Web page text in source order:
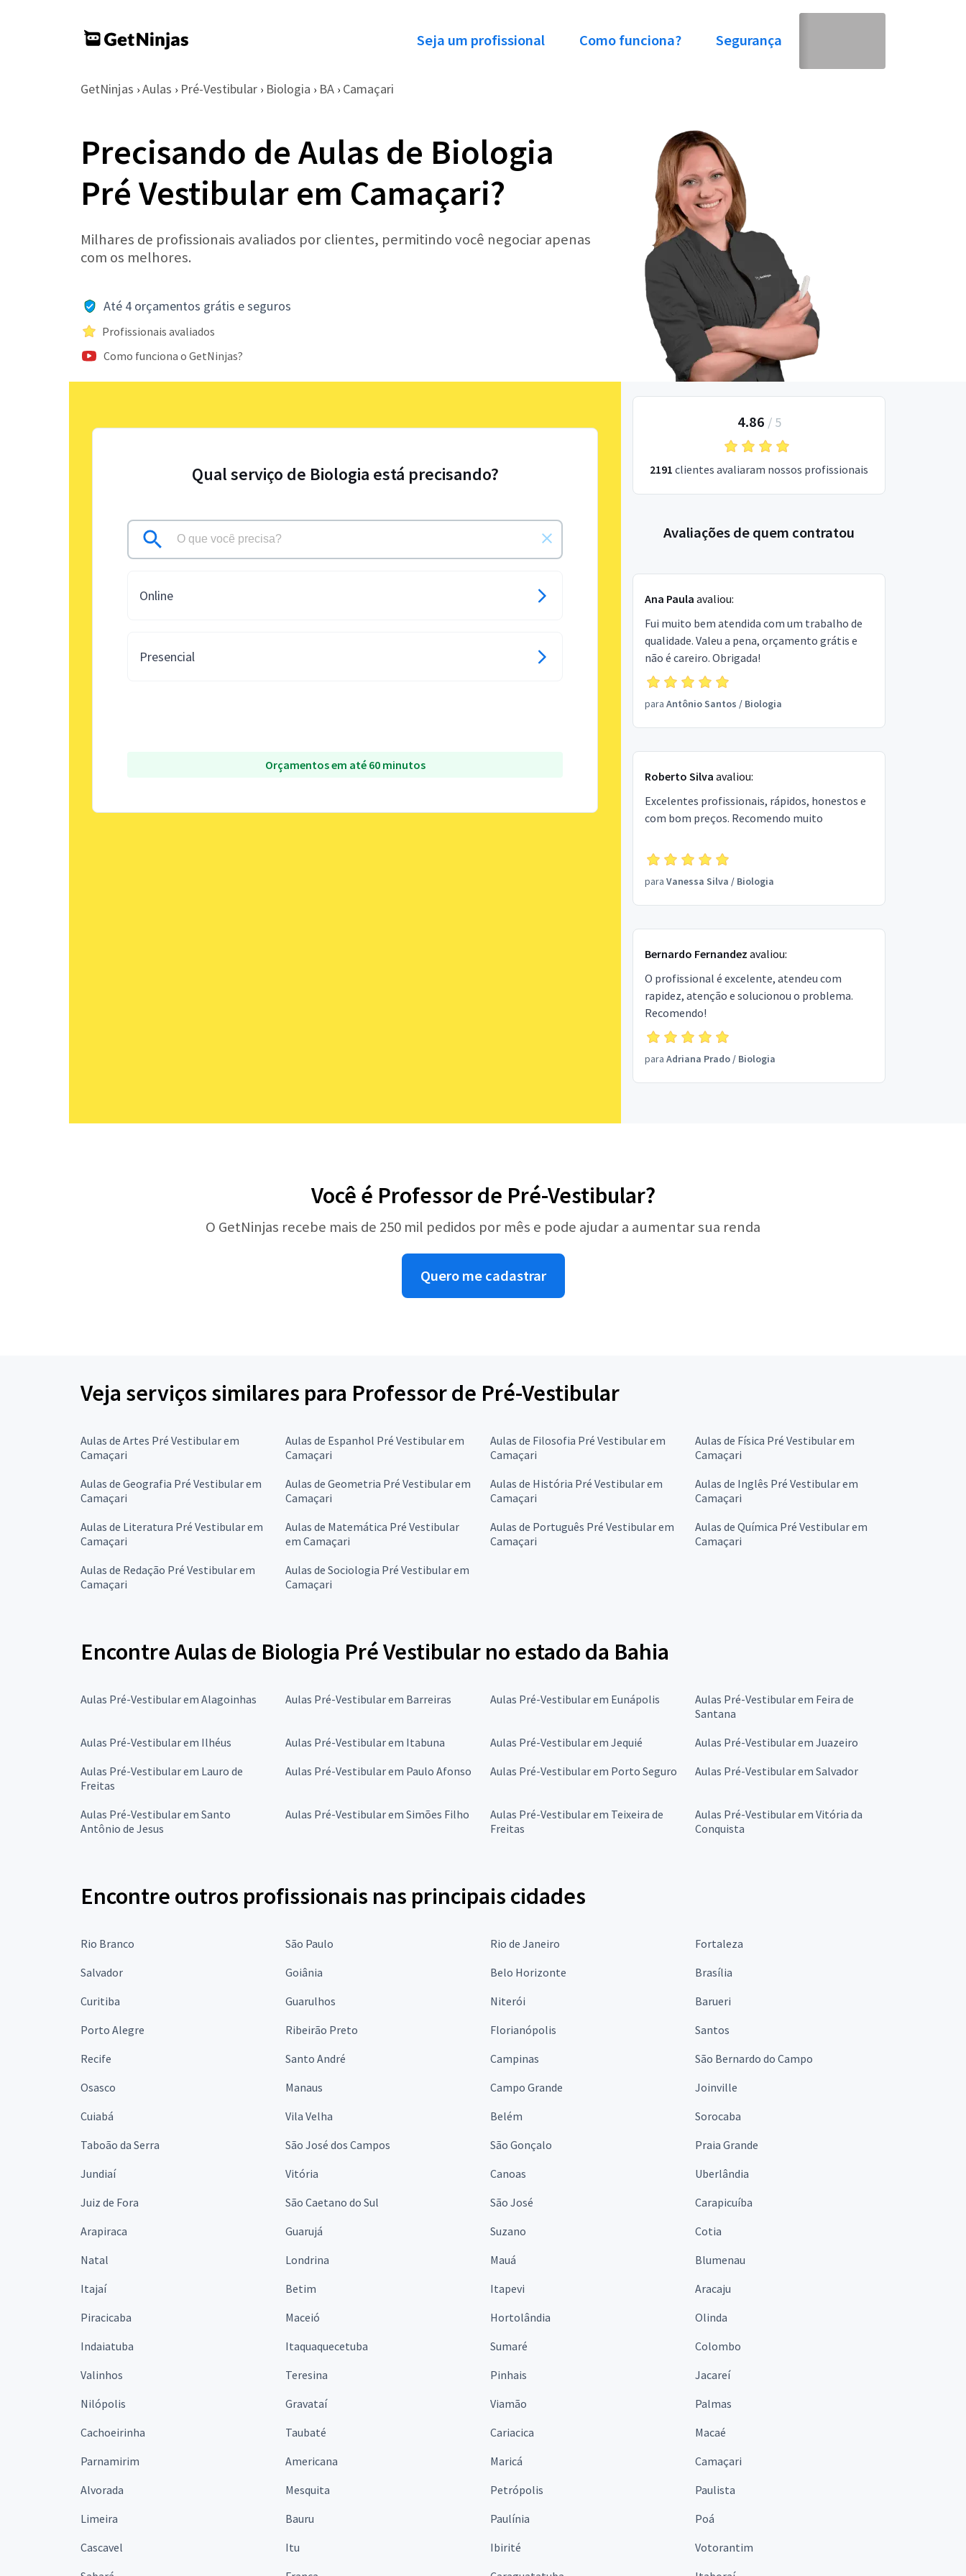
Seja um profissional Como funciona? Segurança
GetNinjas › Aulas › Pré-Vestibular › Biologia › BA › Camaçari
Precisando de Aulas de Biologia
Pré Vestibular em Camaçari?
Milhares de profissionais avaliados por clientes, permitindo você negociar apenas
com os melhores.
Até 4 orçamentos grátis e seguros
Profissionais avaliados
Como funciona o GetNinjas?
Qual serviço de Biologia está precisando?
Online
Presencial
Orçamentos em até 60 minutos
4.86 / 5
2191 clientes avaliaram nossos profissionais
Avaliações de quem contratou
Ana Paula avaliou:
Fui muito bem atendida com um trabalho de
qualidade. Valeu a pena, orçamento grátis e
não é careiro. Obrigada!
para Antônio Santos / Biologia
Roberto Silva avaliou:
Excelentes profissionais, rápidos, honestos e
com bom preços. Recomendo muito
para Vanessa Silva / Biologia
Bernardo Fernandez avaliou:
O profissional é excelente, atendeu com
rapidez, atenção e solucionou o problema.
Recomendo!
para Adriana Prado/ Biologia
Você é Professor de Pré-Vestibular?
O GetNinjas recebe mais de 250 mil pedidos por mês e pode ajudar a aumentar sua renda
Quero me cadastrar
Veja serviços similares para Professor de Pré-Vestibular
Aulas de Artes Pré Vestibular em
Camaçari
Aulas de Espanhol Pré Vestibular em
Camaçari
Aulas de Filosofia Pré Vestibular em
Camaçari
Aulas de Física Pré Vestibular em
Camaçari
Aulas de Geografia Pré Vestibular em
Camaçari
Aulas de Geometria Pré Vestibular em
Camaçari
Aulas de História Pré Vestibular em
Camaçari
Aulas de Inglês Pré Vestibular em
Camaçari
Aulas de Literatura Pré Vestibular em
Camaçari
Aulas de Matemática Pré Vestibular
em Camaçari
Aulas de Português Pré Vestibular em
Camaçari
Aulas de Química Pré Vestibular em
Camaçari
Aulas de Redação Pré Vestibular em
Camaçari
Aulas de Sociologia Pré Vestibular em
Camaçari
Encontre Aulas de Biologia Pré Vestibular no estado da Bahia
Aulas Pré-Vestibular em Alagoinhas Aulas Pré-Vestibular em Barreiras Aulas Pré-Vestibular em Eunápolis
Aulas Pré-Vestibular em Feira de
Santana
Aulas Pré-Vestibular em Ilhéus
Aulas Pré-Vestibular em Itabuna Aulas Pré-Vestibular em Jequié
Aulas Pré-Vestibular em Juazeiro
Aulas Pré-Vestibular em Lauro de
Freitas
Aulas Pré-Vestibular em Paulo Afonso Aulas Pré-Vestibular em Porto Seguro Aulas Pré-Vestibular em Salvador
Aulas Pré-Vestibular em Santo
Antônio de Jesus
Aulas Pré-Vestibular em Simões Filho
Aulas Pré-Vestibular em Teixeira de
Freitas
Aulas Pré-Vestibular em Vitória da
Conquista
Encontre outros profissionais nas principais cidades
Rio Branco São Paulo Rio de Janeiro
Fortaleza
Salvador
Goiânia Belo Horizonte
Brasília
Curitiba
Guarulhos Niterói
Barueri
Porto Alegre
Ribeirão Preto Florianópolis
Santos
Recife
Santo André Campinas
São Bernardo do Campo
Osasco
Manaus Campo Grande
Joinville
Cuiabá
Vila Velha Belém
Sorocaba
Taboão da Serra
São José dos Campos São Gonçalo
Praia Grande
Jundiaí
Vitória Canoas
Uberlândia
Juiz de Fora
São Caetano do Sul São José
Carapicuíba
Arapiraca
Guarujá Suzano
Cotia
Natal
Londrina Mauá
Blumenau
Itajaí
Betim Itapevi
Aracaju
Piracicaba
Maceió Hortolândia
Olinda
Indaiatuba
Itaquaquecetuba Sumaré
Colombo
Valinhos
Teresina Pinhais
Jacareí
Nilópolis
Gravataí Viamão
Palmas
Cachoeirinha
Taubaté Cariacica
Macaé
Parnamirim
Americana Maricá
Camaçari
Alvorada
Mesquita Petrópolis
Paulista
Limeira
Bauru Paulínia
Poá
Cascavel
Itu Ibirité
Votorantim